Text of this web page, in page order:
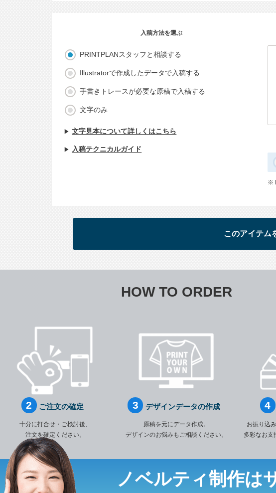
入稿方法を選ぶ
PRINTPLANスタッフと相談する
Illustratorで作成したデータで入稿する
手書きトレースが必要な原稿で入稿する
文字のみ
文字見本について詳しくはこちら
入稿テクニカルガイド
※
HOW TO ORDER
ご注文の確定
十分に打合せ・ご検討後、
注文を確定ください。
デザインデータの作成
原稿を元にデータ作成。
デザインのお悩みもご相談ください。
お振り込
多彩なお支
ノベルティ制作は